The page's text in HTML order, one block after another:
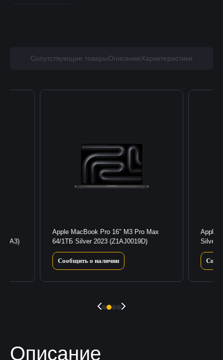
Сопутствующие товарыОписаниеХарактеристики
Apple MacBook Pro 16″ M3 Pro Max
64/1ТБ Silver 2023 (Z1AJ0019D)
Сообщить о наличии
Apple
Silver
Описание